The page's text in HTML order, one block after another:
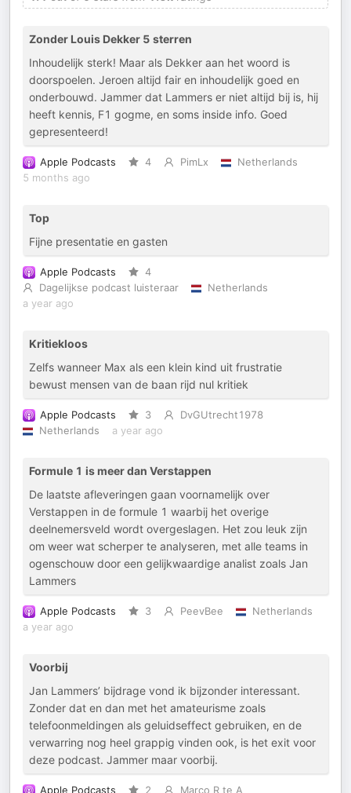
Zonder Louis Dekker 5 sterren
Inhoudelijk sterk! Maar als Dekker aan het woord is
doorspoelen. Jeroen altijd fair en inhoudelijk goed en
onderbouwd. Jammer dat Lammers er niet altijd bij is, hij
heeft kennis, F1 gogme, en soms inside info. Goed
gepresenteerd!
Apple Podcasts 4 PimLx
Netherlands
5 months ago
Top
Fijne presentatie en gasten
Apple Podcasts
4
Dagelijkse podcast luisteraar
Netherlands
a year ago
Kritiekloos
Zelfs wanneer Max als een klein kind uit frustratie
bewust mensen van de baan rijd nul kritiek
Apple Podcasts 3
DvGUtrecht1978
Netherlands
a year ago
Formule 1 is meer dan Verstappen
De laatste afleveringen gaan voornamelijk over
Verstappen in de formule 1 waarbij het overige
deelnemersveld wordt overgeslagen. Het zou leuk zijn
om weer wat scherper te analyseren, met alle teams in
ogenschouw door een gelijkwaardige analist zoals Jan
Lammers
Apple Podcasts 3 PeevBee
Netherlands
a year ago
Voorbij
Jan Lammers’ bijdrage vond ik bijzonder interessant.
Zonder dat en dan met het amateurisme zoals
telefoonmeldingen als geluidseffect gebruiken, en de
verwarring nog heel grappig vinden ook, is het exit voor
deze podcast. Jammer maar voorbij.
Apple Podcasts 2
Marco R te A